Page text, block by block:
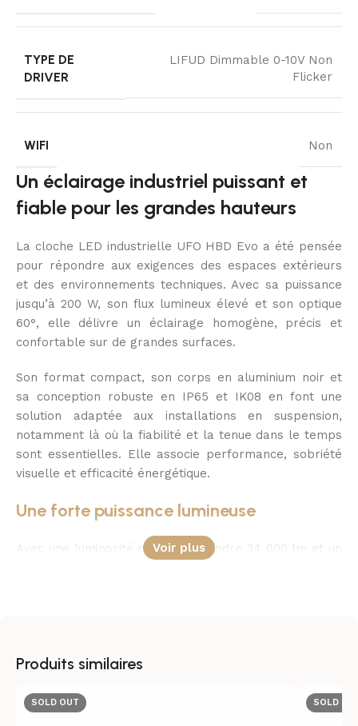
TYPE DE
DRIVER
LIFUD Dimmable 0-10V Non
Flicker
WIFI Non
Un éclairage industriel puissant et
fiable pour les grandes hauteurs
La cloche LED industrielle UFO HBD Evo a été pensée
pour répondre aux exigences des espaces extérieurs
et des environnements techniques. Avec sa puissance
jusqu’à 200 W, son flux lumineux élevé et son optique
60°, elle délivre un éclairage homogène, précis et
confortable sur de grandes surfaces.
Son format compact, son corps en aluminium noir et
sa conception robuste en IP65 et IK08 en font une
solution adaptée aux installations en suspension,
notamment là où la fiabilité et la tenue dans le temps
sont essentielles. Elle associe performance, sobriété
visuelle et efficacité énergétique.
Une forte puissance lumineuse
Avec une luminosité pouvant atteindre 34 000 lm et un
120 W, ce qui permet d’ajuster la solution aux besoins
Voir plus
Produits similaires
SOLD OUT SOLD